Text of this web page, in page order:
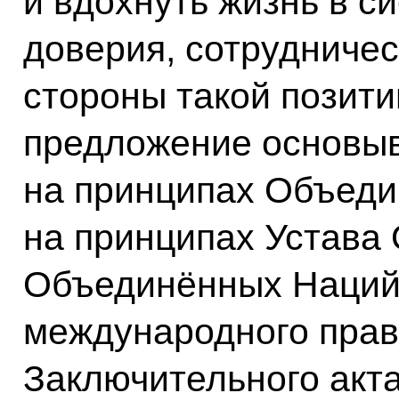
доверия,
стороны такой
предложение
на принципах
на принципах Устава
Объединённых
международного
Заключительного